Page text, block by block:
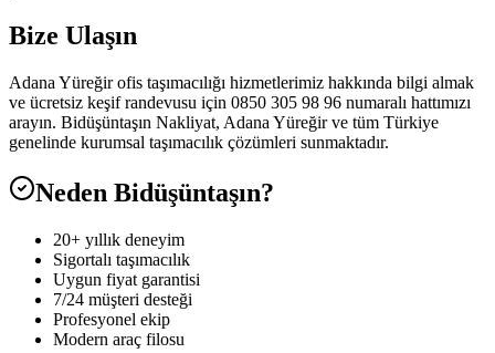
Bize Ulaşın
Adana Yüreğir ofis taşımacılığı hizmetlerimiz hakkında bilgi almak
ve ücretsiz keşif randevusu için 0850 305 98 96 numaralı hattımızı
arayın. Bidüşüntaşın Nakliyat, Adana Yüreğir ve tüm Türkiye
genelinde kurumsal taşımacılık çözümleri sunmaktadır.
Neden Bidüşüntaşın?
20+ yıllık deneyim
Sigortalı taşımacılık
Uygun fiyat garantisi
7/24 müşteri desteği
Profesyonel ekip
Modern araç filosu